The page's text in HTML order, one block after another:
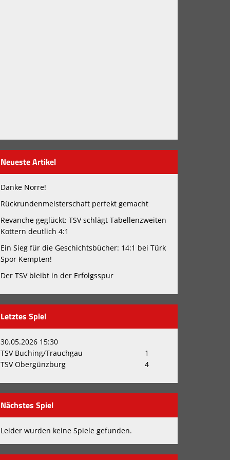
Neueste Artikel
Danke Norre!
Rückrundenmeisterschaft perfekt gemacht
Revanche geglückt: TSV schlägt Tabellenzweiten
Kottern deutlich 4:1
Ein Sieg für die Geschichtsbücher: 14:1 bei Türk
Spor Kempten!
Der TSV bleibt in der Erfolgsspur
Letztes Spiel
30.05.2026 15:30
TSV Buching/Trauchgau
1
TSV Obergünzburg
4
Nächstes Spiel
Leider wurden keine Spiele gefunden.